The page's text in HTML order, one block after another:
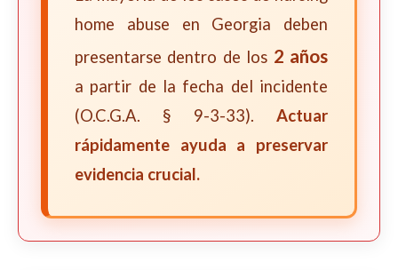
home abuse en Georgia deben
presentarse dentro de los 2 años
a partir de la fecha del incidente
(O.C.G.A. § 9-3-33). Actuar
rápidamente ayuda a preservar
evidencia crucial.